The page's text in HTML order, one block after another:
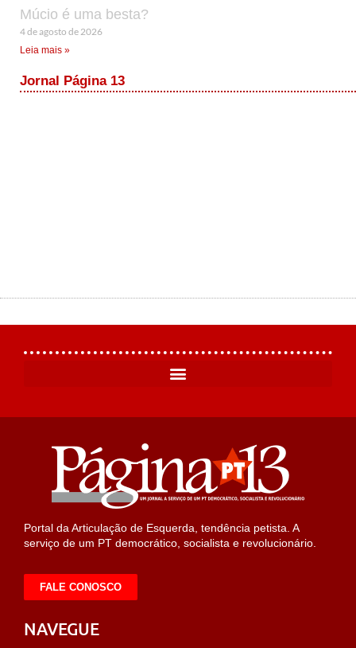
Múcio é uma besta?
4 de agosto de 2026
Leia mais »
Jornal Página 13
Portal da Articulação de Esquerda, tendência petista. A
serviço de um PT democrático, socialista e revolucionário.
FALE CONOSCO
NAVEGUE